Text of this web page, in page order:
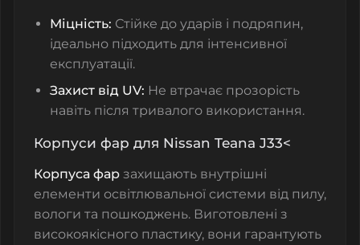
Міцність: Стійке до ударів і подряпин,
ідеально підходить для інтенсивної
експлуатації.
Захист від UV: Не втрачає прозорість
навіть після тривалого використання.
Корпуси фар для Nissan Teana J33<
Корпуса фар захищають внутрішні
елементи освітлювальної системи від пилу,
вологи та пошкоджень. Виготовлені з
високоякісного пластику, вони гарантують